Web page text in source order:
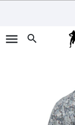
menu search